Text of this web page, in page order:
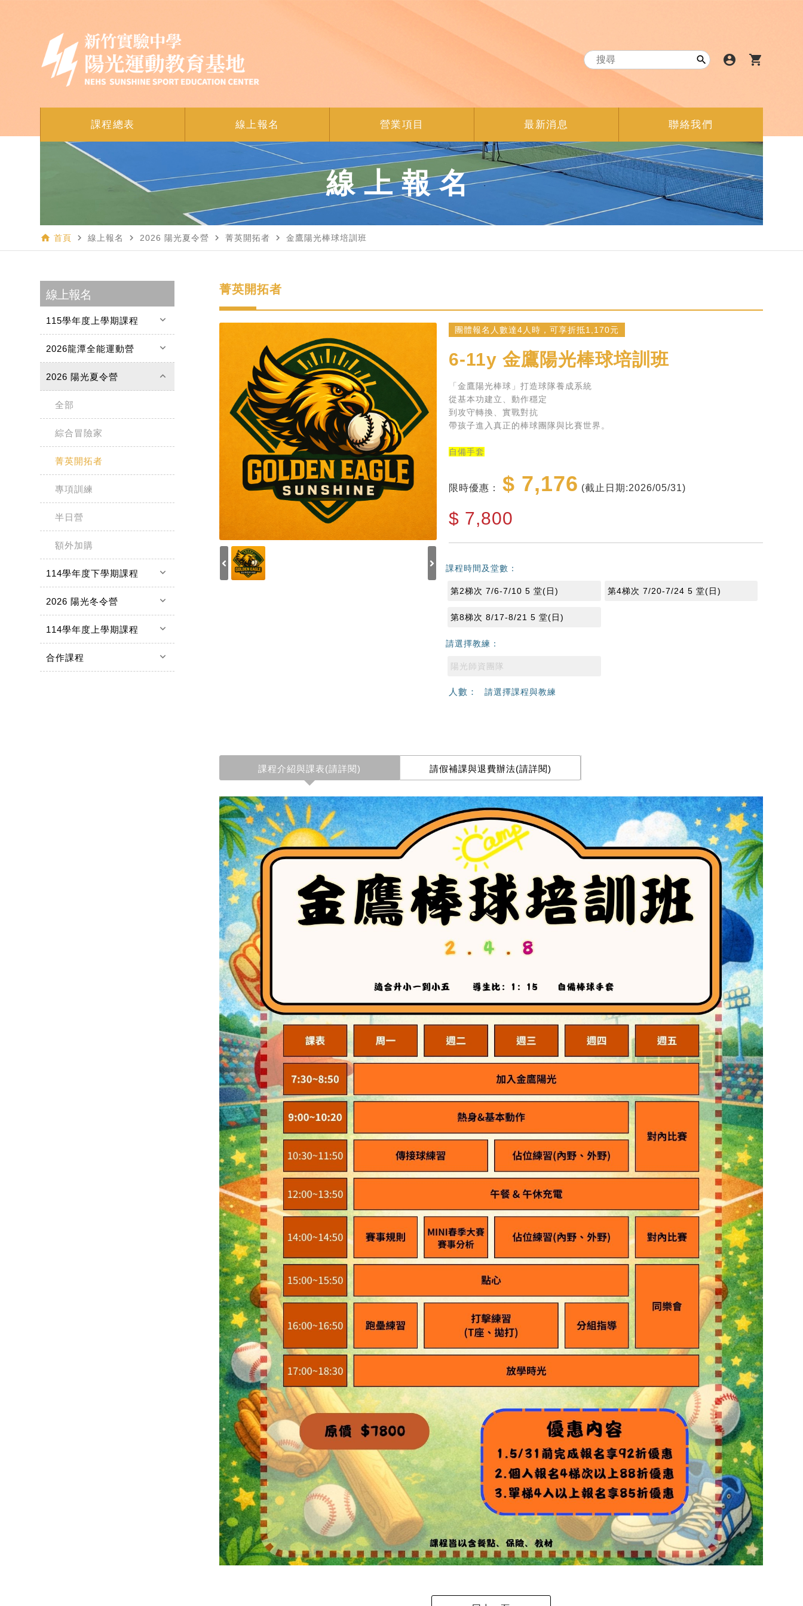
 account_circle shopping_cart
課程總表 線上報名 營業項目 最新消息 聯絡我們
線上報名
home 首頁 navigate_next 線上報名 navigate_next 2026 陽光夏令營 navigate_next 菁英開拓者 navigate_next 金鷹陽光棒球培訓班
線上報名
115學年度上學期課程 keyboard_arrow_down
2026龍潭全能運動營 keyboard_arrow_down
2026 陽光夏令營 keyboard_arrow_up
全部
綜合冒險家
菁英開拓者
專項訓練
半日營
額外加購
114學年度下學期課程 keyboard_arrow_down
2026 陽光冬令營 keyboard_arrow_down
114學年度上學期課程 keyboard_arrow_down
合作課程 keyboard_arrow_down
菁英開拓者
團體報名人數達4人時，可享折抵1,170元
6-11y 金鷹陽光棒球培訓班
「金鷹陽光棒球」打造球隊養成系統
從基本功建立、動作穩定
到攻守轉換、實戰對抗
帶孩子進入真正的棒球團隊與比賽世界。
自備手套
限時優惠：$ 7,176 (截止日期:2026/05/31)
$ 7,800
課程時間及堂數：
第2梯次 7/6-7/10 5 堂(日) 第4梯次 7/20-7/24 5 堂(日)
第8梯次 8/17-8/21 5 堂(日)
請選擇教練：
陽光師資團隊
人數： 請選擇課程與教練
課程介紹與課表(請詳閱) 請假補課與退費辦法(請詳閱)